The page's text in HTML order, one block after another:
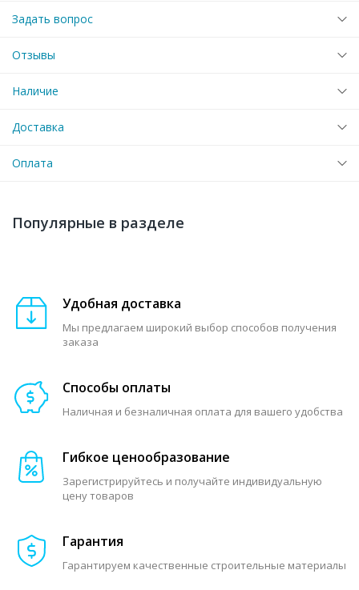
Задать вопрос
Отзывы
Наличие
Доставка
Оплата
Популярные в разделе
Удобная доставка
Мы предлагаем широкий выбор способов получения
заказа
Способы оплаты
Наличная и безналичная оплата для вашего удобства
Гибкое ценообразование
Зарегистрируйтесь и получайте индивидуальную
цену товаров
Гарантия
Гарантируем качественные строительные материалы